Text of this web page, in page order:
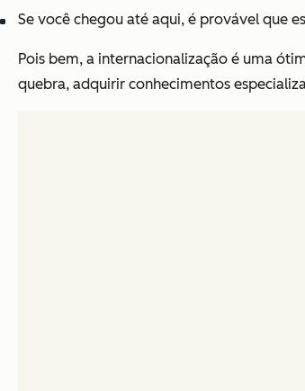
Se você chegou até aqui, é provável que
Pois bem, a internacionalização é uma
quebra, adquirir conhecimentos